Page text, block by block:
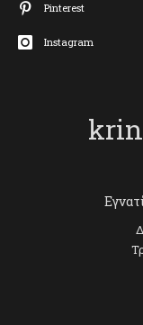
Pinterest
Instagram